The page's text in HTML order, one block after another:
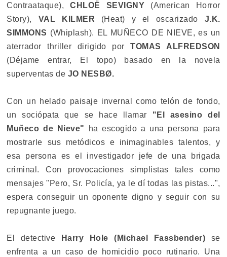
Contraataque),CHLOË SEVIGNY (American Horror
Story), VAL KILMER (Heat) y el oscarizado J.K.
SIMMONS (Whiplash). EL MUÑECO DE NIEVE, es un
aterrador thriller dirigido porTOMAS ALFREDSON
(Déjame entrar, El topo) basado en la novela
superventas de JO NESBØ.
Con un helado paisaje invernal como telón de fondo,
un sociópata que se hace llamar "El asesino del
Muñeco de Nieve"
ha escogido a una persona para
mostrarle sus metódicos e inimaginables talentos, y
esa persona es el investigador jefe de una brigada
criminal. Con provocaciones simplistas tales como
mensajes "Pero, Sr. Policía, ya le dí todas las pistas...",
espera conseguir un oponente digno y seguir con su
repugnante juego.
El detective Harry Hole (Michael Fassbender) se
enfrenta a un caso de homicidio poco rutinario. Una